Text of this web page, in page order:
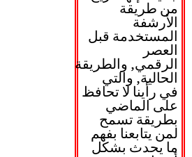
من طريقة
الأرشفة
المستخدمة قبل
العصر
الرقمي, والطريقة
الحالية, والتي
في رأينا لا تحافظ
على الماضي
بطريقة تسمح
لمن يتابعنا بفهم
ما يحدث بشكل